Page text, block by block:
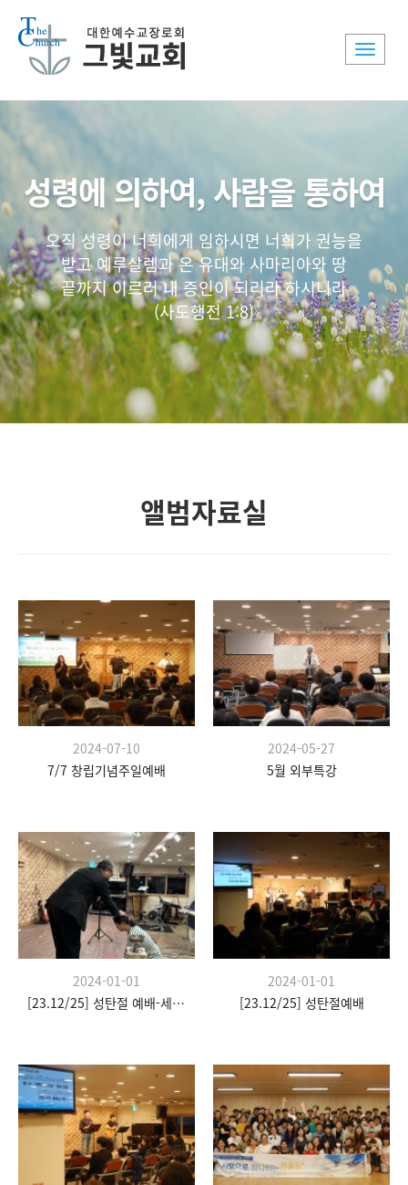
Toggle
성령에 의하여, 사람을 통하여
오직 성령이 너희에게 임하시면 너희가 권능을
받고 예루살렘과 온 유대와 사마리아와 땅
끝까지 이르러 내 증인이 되리라 하시니라
(사도행전 1:8)
앨범자료실
2024-07-10
7/7 창립기념주일예배
2024-05-27
5월 외부특강
2024-01-01
[23.12/25] 성탄절 예배-세례식
2024-01-01
[23.12/25] 성탄절예배